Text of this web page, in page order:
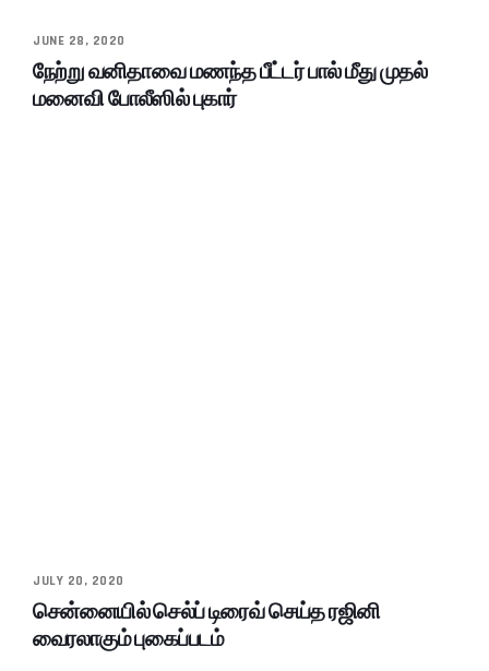
JUNE 28, 2020
நேற்று வனிதாவை மணந்த பீட்டர் பால் மீது முதல்
மனைவி போலீஸில் புகார்
JULY 20, 2020
சென்னையில் செல்ப் டிரைவ் செய்த ரஜினி
வைரலாகும் புகைப்படம்